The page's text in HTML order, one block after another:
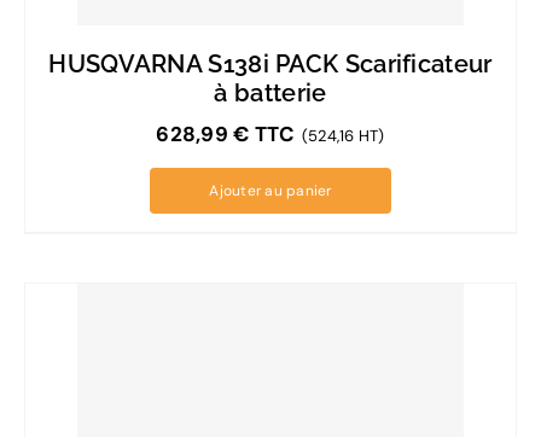
HUSQVARNA S138i PACK Scarificateur
à batterie
628,99€ TTC (524,16 HT)
Ajouter au panier